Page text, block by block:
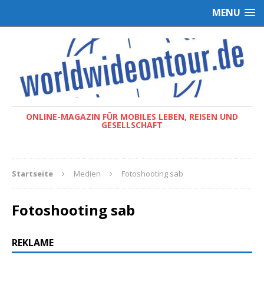
MENU
ONLINE-MAGAZIN FÜR MOBILES LEBEN, REISEN UND
GESELLSCHAFT
Startseite Medien Fotoshooting sab
Fotoshooting sab
REKLAME